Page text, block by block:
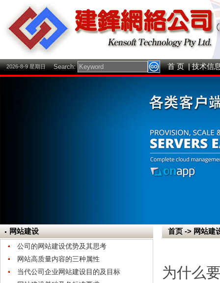
2026-8-9 星期日 Search: 首 页 | 技术信
..
网站建设
公司的网站建设优势及其思考
网站高质量内容的三种属性
当代公司企业网站建设目的及目标
首页 -> 网站建
为什么